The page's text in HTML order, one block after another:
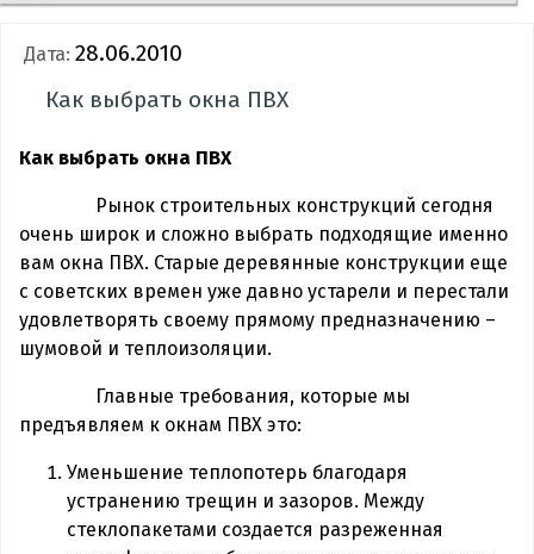
Дата: 28.06.2010
Как выбрать окна ПВХ
Как выбрать окна ПВХ
Рынок строительных конструкций сегодня
очень широк и сложно выбрать подходящие именно
вам окна ПВХ. Старые деревянные конструкции еще
с советских времен уже давно устарели и перестали
удовлетворять своему прямому предназначению –
шумовой и теплоизоляции.
Главные требования, которые мы
предъявляем к окнам ПВХ это:
Уменьшение теплопотерь благодаря
устранению трещин и зазоров. Между
стеклопакетами создается разреженная